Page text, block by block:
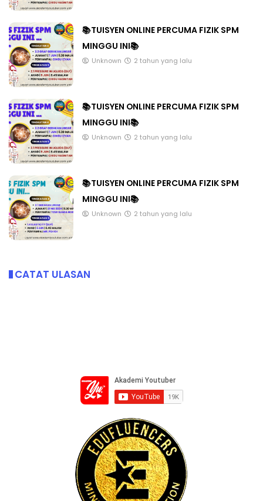
📚TUISYEN ONLINE PERCUMA FIZIK SPM
MINGGU INI📚
Unknown 2 tahun yang lalu
📚TUISYEN ONLINE PERCUMA FIZIK SPM
MINGGU INI📚
Unknown 2 tahun yang lalu
📚TUISYEN ONLINE PERCUMA FIZIK SPM
MINGGU INI📚
Unknown 2 tahun yang lalu
CATAT ULASAN